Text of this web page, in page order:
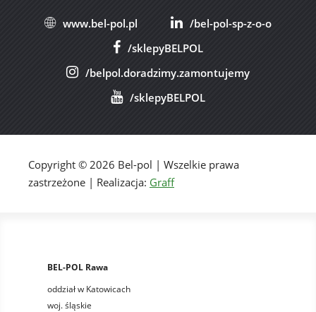
www.bel-pol.pl
/bel-pol-sp-z-o-o
/sklepyBELPOL
/belpol.doradzimy.zamontujemy
/sklepyBELPOL
Copyright © 2026 Bel-pol | Wszelkie prawa
zastrzeżone | Realizacja: Graff
BEL-POL Rawa
oddział w Katowicach
woj. śląskie